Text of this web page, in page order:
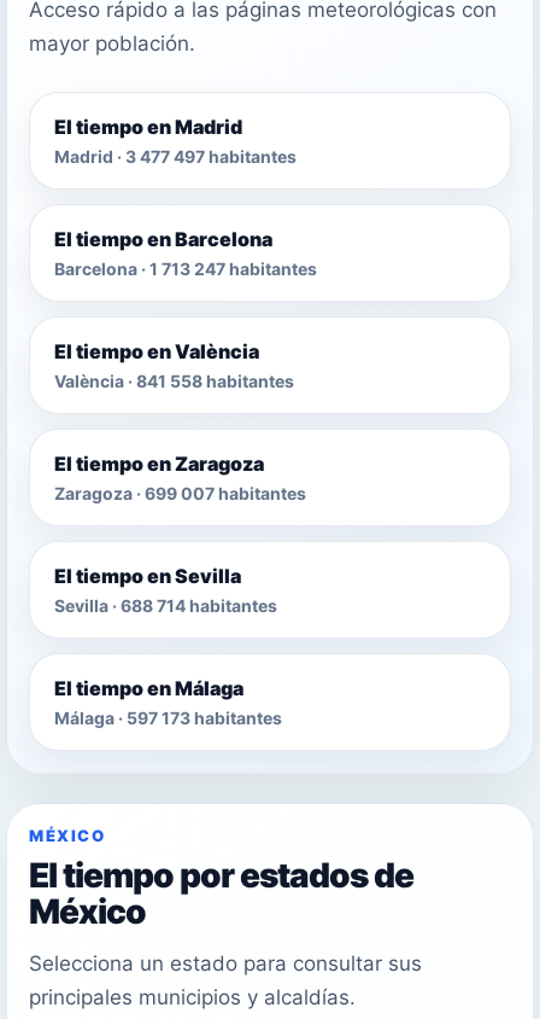
Acceso rápido a las páginas meteorológicas con
mayor población.
El tiempo en Madrid
Madrid · 3 477 497 habitantes
El tiempo en Barcelona
Barcelona · 1 713 247 habitantes
El tiempo en València
València · 841 558 habitantes
El tiempo en Zaragoza
Zaragoza · 699 007 habitantes
El tiempo en Sevilla
Sevilla · 688 714 habitantes
El tiempo en Málaga
Málaga · 597 173 habitantes
MÉXICO
El tiempo por estados de
México
Selecciona un estado para consultar sus
principales municipios y alcaldías.